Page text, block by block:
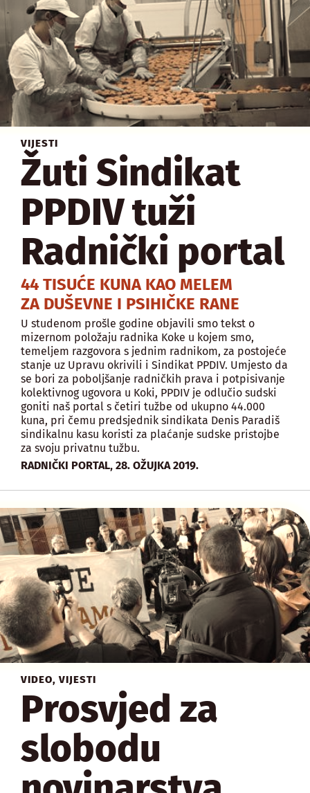
VIJESTI
Žuti Sindikat
PPDIV tuži
Radnički portal
44 TISUĆE KUNA KAO MELEM
ZA DUŠEVNE I PSIHIČKE RANE
U studenom prošle godine objavili smo tekst o
mizernom položaju radnika Koke u kojem smo,
temeljem razgovora s jednim radnikom, za postojeće
stanje uz Upravu okrivili i Sindikat PPDIV. Umjesto da
se bori za poboljšanje radničkih prava i potpisivanje
kolektivnog ugovora u Koki, PPDIV je odlučio sudski
goniti naš portal s četiri tužbe od ukupno 44.000
kuna, pri čemu predsjednik sindikata Denis Paradiš
sindikalnu kasu koristi za plaćanje sudske pristojbe
za svoju privatnu tužbu.
RADNIČKI PORTAL, 28. OŽUJKA 2019.
VIDEO,VIJESTI
Prosvjed za
slobodu